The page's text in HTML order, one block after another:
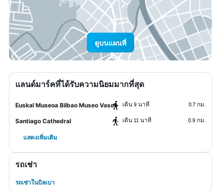
ดูบนแผนที่
แลนด์มาร์คที่ได้รับความนิยมมากที่สุด
Euskal Museoa Bilbao Museo Vasco เดิน 9 นาที 0.7 กม.
Santiago Cathedral เดิน 11 นาที 0.9 กม.
แสดงเพิ่มเติม
รถเช่า
รถเช่าในบิลเบา